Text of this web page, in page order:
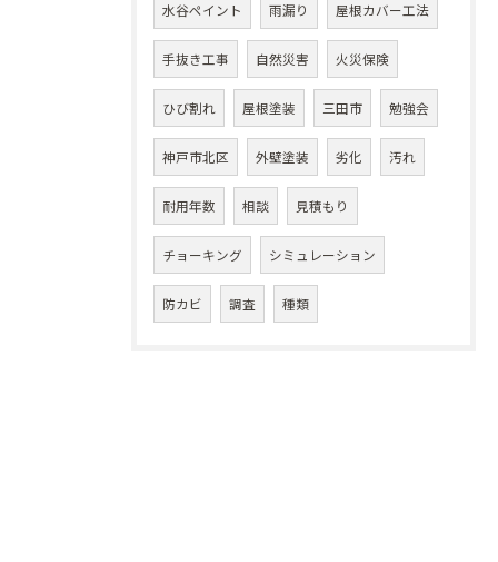
水谷ペイント 雨漏り 屋根カバー工法
手抜き工事 自然災害 火災保険
ひび割れ 屋根塗装 三田市 勉強会
神戸市北区 外壁塗装 劣化 汚れ
耐用年数 相談 見積もり
チョーキング シミュレーション
防カビ 調査 種類